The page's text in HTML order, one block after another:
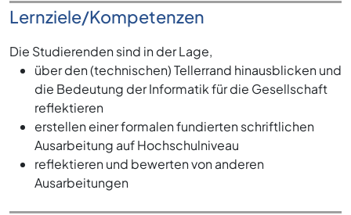
Lernziele/Kompetenzen
Die Studierenden sind in der Lage,
über den (technischen) Tellerrand hinausblicken und
die Bedeutung der Informatik für die Gesellschaft
reflektieren
erstellen einer formalen fundierten schriftlichen
Ausarbeitung auf Hochschulniveau
reflektieren und bewerten von anderen
Ausarbeitungen